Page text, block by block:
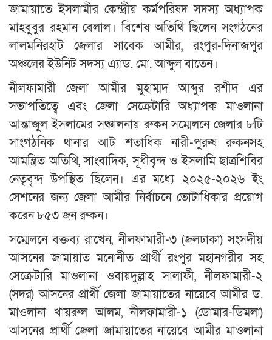
জামায়াতে ইসলামীর কেন্দ্রীয় কর্মপরিষদ সদস্য অধ্যাপক
মাহবুবুর রহমান বেলাল। বিশেষ অতিথি ছিলেন সংগঠনের
লালমনিরহাট জেলার সাবেক আমীর, রংপুর-দিনাজপুর
অঞ্চলের ইউনিট সদস্য এ্যাড. মো. আব্দুল বাতেন।
নীলফামারী জেলা আমীর মুহাম্মদ আব্দুর রশীদ এর
সভাপতিত্বে এবং জেলা সেক্রেটারি অধ্যাপক মাওলানা
আন্তাজুল ইসলামের সঞ্চালনায় রুকন সম্মেলনে জেলার ৮টি
সাংগঠনিক থানার আট শতাধিক নারী-পুরুষ রুকনসহ
আমন্ত্রিত অতিথি, সাংবাদিক, সূধীবৃন্দ ও ইসলামি ছাত্রশিবির
নেতৃবৃন্দ উপস্থিত ছিলেন। এর মধ্যে ২০২৫-২০২৬ ইং
সেশনের জন্য জেলা আমীর নির্বাচনে ভোটাধিকার প্রয়োগ
করেন ৮৫৩ জন রুকন।
সম্মেলনে বক্তব্য রাখেন, নীলফামারী-৩ (জলঢাকা) সংসদীয়
আসনের জামায়াত মনোনীত প্রার্থী রংপুর মহানগরীর সহ
সেক্রেটারি মাওলানা ওবায়দুল্লাহ সালাফী, নীলফামারী-২
(সদর) আসনের প্রার্থী জেলা জামায়াতের নায়েবে আমীর ড.
মাওলানা খায়রুল আলম, নীলফামারী-১ (ডোমার-ডিমলা)
আসনের প্রার্থী জেলা জামায়াতের নায়েবে আমীর মাওলানা